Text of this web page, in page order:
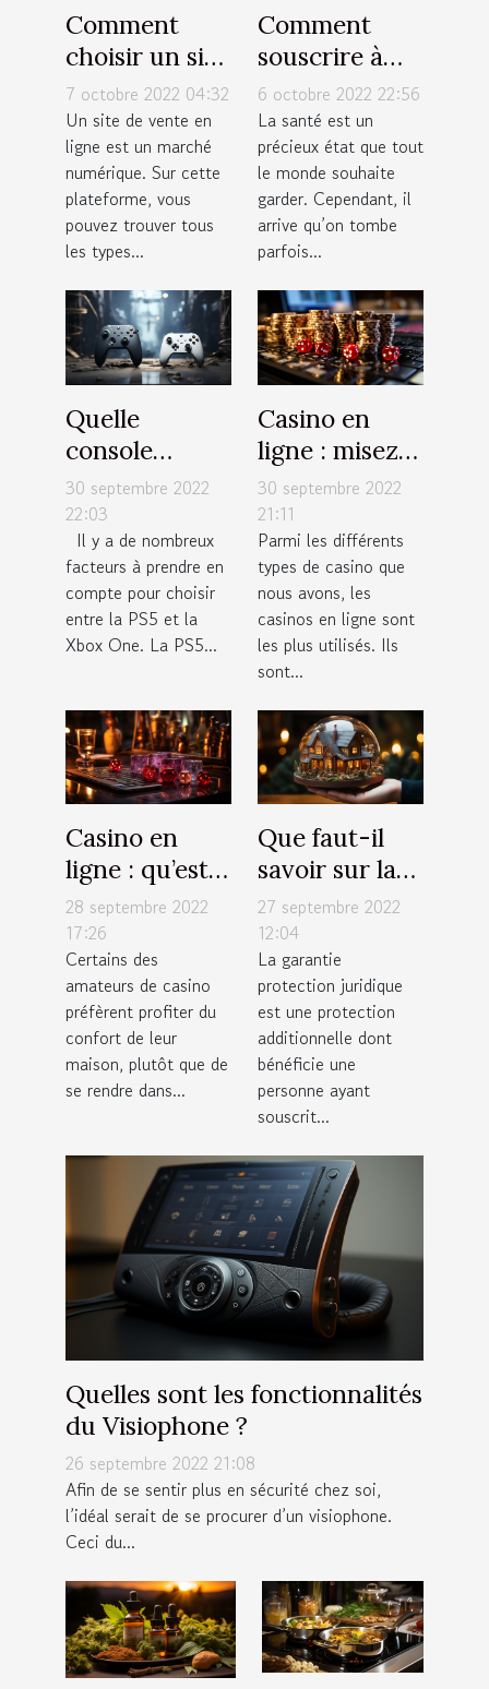
Comment
choisir un site
de vente en
ligne ?
7 octobre 2022 04:32
Un site de vente en
ligne est un marché
numérique. Sur cette
plateforme, vous
pouvez trouver tous
les types...
Comment
souscrire à
une bonne
assurance
santé ?
6 octobre 2022 22:56
La santé est un
précieux état que tout
le monde souhaite
garder. Cependant, il
arrive qu’on tombe
parfois...
Quelle
console
choisir entre
la PS5 et la
Xbox One ?
30 septembre 2022
22:03
Il y a de nombreux
facteurs à prendre en
compte pour choisir
entre la PS5 et la
Xbox One. La PS5...
Casino en
ligne : misez
de petites
sommes
d’argent à
chaque fois
30 septembre 2022
21:11
Parmi les différents
types de casino que
nous avons, les
casinos en ligne sont
les plus utilisés. Ils
sont...
Casino en
ligne : qu’est-
ce qu’il faut
savoir sur les
techniques de
jeu ?
28 septembre 2022
17:26
Certains des
amateurs de casino
préfèrent profiter du
confort de leur
maison, plutôt que de
se rendre dans...
Que faut-il
savoir sur la
garantie
protection
juridique pour
votre
assurance
habitation ?
27 septembre 2022
12:04
La garantie
protection juridique
est une protection
additionnelle dont
bénéficie une
personne ayant
souscrit...
Quelles sont les fonctionnalités
du Visiophone ?
26 septembre 2022 21:08
Afin de se sentir plus en sécurité chez soi,
l’idéal serait de se procurer d’un visiophone.
Ceci du...